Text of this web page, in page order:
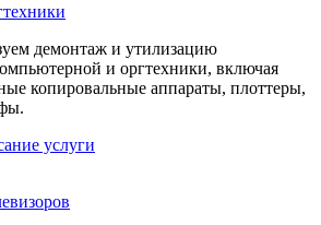
демонтаж и утилизацию
и оргтехники, включая
копировальные аппараты, плоттеры,
услуги